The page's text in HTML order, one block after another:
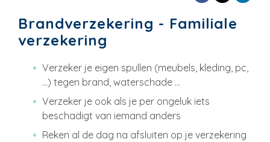
Brandverzekering - Familiale
verzekering
Verzeker je eigen spullen (meubels, kleding, pc,
…) tegen brand, waterschade …
Verzeker je ook als je per ongeluk iets
beschadigt van iemand anders
Reken al de dag na afsluiten op je verzekering